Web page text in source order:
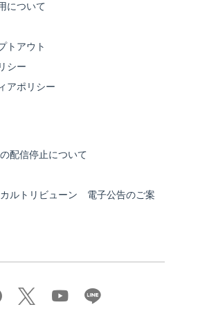
について
トアウト
シー
アポリシー
配信停止について
ルトリビューン 電子公告のご案